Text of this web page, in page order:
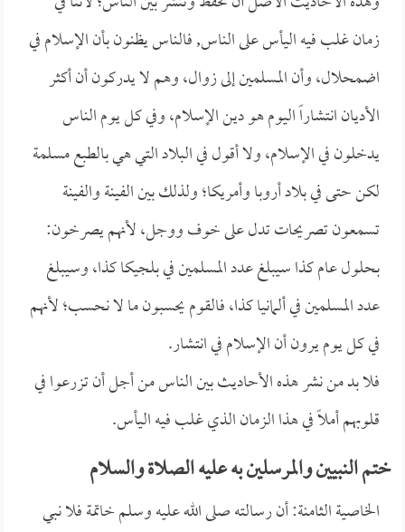
زمان غلب فيه اليأس على الناس, فالناس يظنون بأن الإسلام في
اضمحلال، وأن المسلمين إلى زوال، وهم لا يدركون أن أكثر
الأديان انتشاراً اليوم هو دين الإسلام، وفي كل يوم الناس
يدخلون في الإسلام، ولا أقول في البلاد التي هي بالطبع مسلمة
لكن حتى في بلاد أروبا وأمريكا؛ ولذلك بين الفينة والفينة
تسمعون تصريحات تدل على خوف ووجل، لأنهم يصرخون:
بحلول عام كذا سيبلغ عدد المسلمين في بلجيكا كذا، وسيبلغ
عدد المسلمين في ألمانيا كذا، فالقوم يحسبون ما لا نحسب؛ لأنهم
في كل يوم يرون أن الإسلام في انتشار.
فلا بد من نشر هذه الأحاديث بين الناس من أجل أن تزرعوا في
قلوبهم أملاً في هذا الزمان الذي غلب فيه اليأس.
ختم النبيين والمرسلين به عليه الصلاة والسلام
الخاصية الثامنة: أن رسالته صلى الله عليه وسلم خاتمة فلا نبي